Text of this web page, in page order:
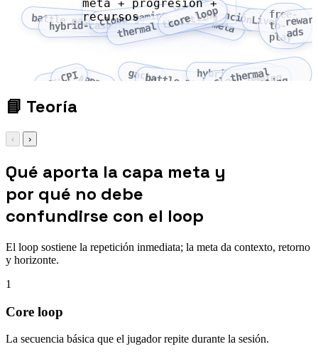
battle pass
hybrid-casualcloud gaming
thermal throttling
core loop
capa meta
retenciónLiveOps
free-
to-
playads
LTVCPIARPPU gachabattle passhybrid-casual
cloud gaming
thermal
throttling
meta + progresión +
recursos
📘 Teoría
‹ ›
Qué aporta la capa meta y
por qué no debe
confundirse con el loop
El loop sostiene la repetición inmediata; la meta da contexto, retorno
y horizonte.
1
Core loop
La secuencia básica que el jugador repite durante la sesión.